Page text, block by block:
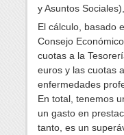
y Asuntos
El cálculo, basado
Consejo
cuotas a la
euros y las cuotas
enfermedades
En total, tenemos
un gasto en
tanto, es un